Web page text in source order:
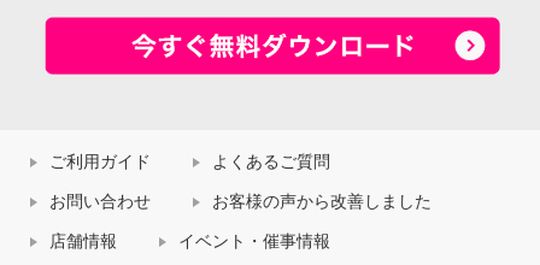
ご利用ガイド よくあるご質問
お問い合わせ お客様の声から改善しました
店舗情報 イベント・催事情報